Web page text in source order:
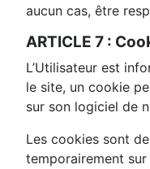
aucun cas, être
ARTICLE 7 :
L’Utilisateur est
le site, un cookie
sur son logiciel de
Les cookies sont
temporairement